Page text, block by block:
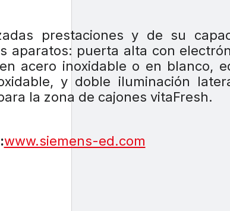
prestaciones y de su
aparatos: puerta alta con
acero inoxidable o en blanco,
y doble iluminación
la zona de cajones vitaFresh.
www.siemens-ed.com